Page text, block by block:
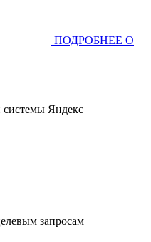
ПОДРОБНЕЕ О
системы Яндекс
запросам